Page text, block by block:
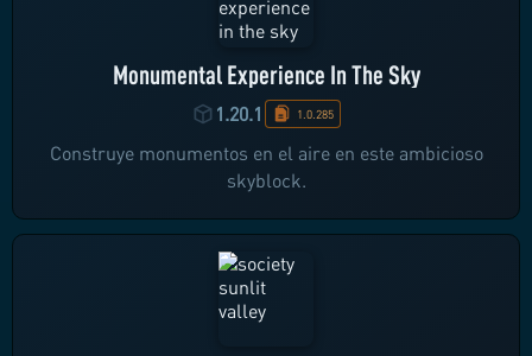
Monumental Experience In The Sky
1.20.1 1.0.285
Construye monumentos en el aire en este ambicioso
skyblock.